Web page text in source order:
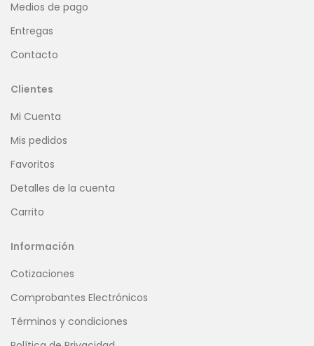
Medios de pago
Entregas
Contacto
Clientes
Mi Cuenta
Mis pedidos
Favoritos
Detalles de la cuenta
Carrito
Información
Cotizaciones
Comprobantes Electrónicos
Términos y condiciones